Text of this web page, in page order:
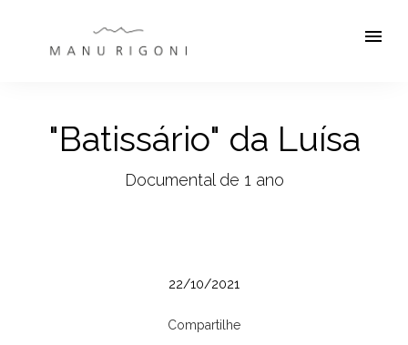
menu
"Batissário" da Luísa
Documental de 1 ano
22/10/2021
Compartilhe